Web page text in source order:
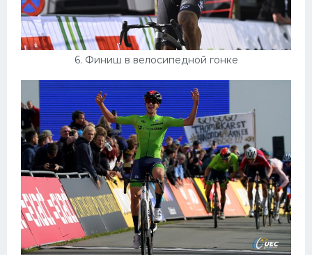
6. Финиш в велосипедной гонке